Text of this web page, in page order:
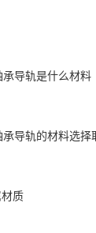
导轨是什么材料
承导轨的材料选择
质‌